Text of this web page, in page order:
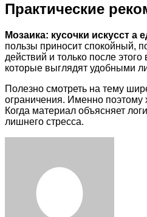
Практические
Мозаика: кусочки искусст а
пользы приносит спокойный,
действий и только после
которые выглядят удобными
Полезно смотреть на тему
ограничения. Именно поэтому
Когда материал объясняет
лишнего стресса.